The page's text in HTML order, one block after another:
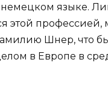
немецком языке.
этой профессией,
Шнер, что
в Европе в